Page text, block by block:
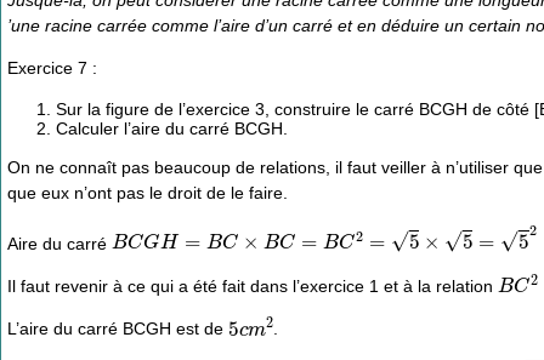
’une racine carrée comme l’aire d’un carré et en déduire un certain
Exercice 7 :
Sur la figure de l’exercice 3, construire le carré BCGH de côté
Calculer l’aire du carré BCGH.
On ne connaît pas beaucoup de relations, il faut veiller à n’utiliser
que eux n’ont pas le droit de le faire.
Aire du carré BCGH= ×BC BC2 ×5=5
Il faut revenir à ce qui a été fait dans l’exercice 1 et à la relation BC2
L’aire du carré BCGH est de 5 m2.